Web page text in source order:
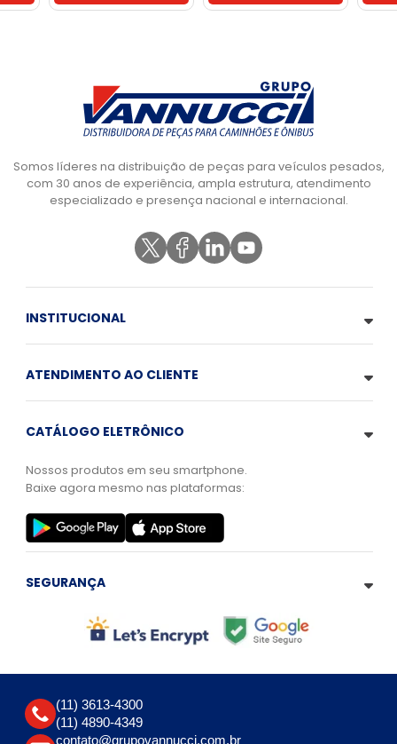
Somos líderes na distribuição de peças para veículos pesados,
com 30 anos de experiência, ampla estrutura, atendimento
especializado e presença nacional e internacional.
INSTITUCIONAL
ATENDIMENTO AO CLIENTE
CATÁLOGO ELETRÔNICO
Nossos produtos em seu smartphone.
Baixe agora mesmo nas plataformas:
SEGURANÇA
(11) 3613-4300
(11) 4890-4349
contato@grupovannucci.com.br